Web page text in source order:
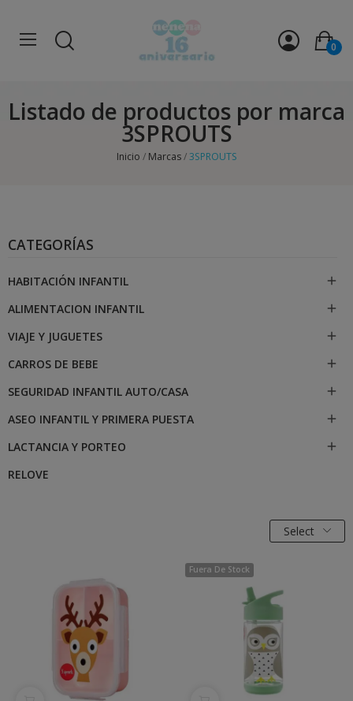
0
Listado de productos por marca
3SPROUTS
Inicio Marcas 3SPROUTS
CATEGORÍAS
HABITACIÓN INFANTIL 
ALIMENTACION INFANTIL 
VIAJE Y JUGUETES 
CARROS DE BEBE 
SEGURIDAD INFANTIL AUTO/CASA 
ASEO INFANTIL Y PRIMERA PUESTA 
LACTANCIA Y PORTEO 
RELOVE
Select
Fuera De Stock